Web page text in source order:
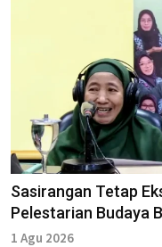
Sasirangan Tetap
Pelestarian Budaya
1 Agu 2026